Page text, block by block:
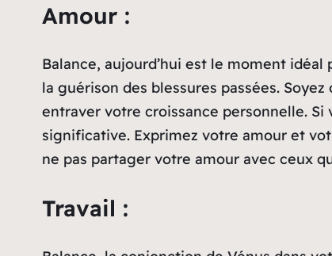
Amour :
Balance, aujourd’hui est le moment
la guérison des blessures passées.
entraver votre croissance personnelle.
significative. Exprimez votre amour et
ne pas partager votre amour avec ceux
Travail :